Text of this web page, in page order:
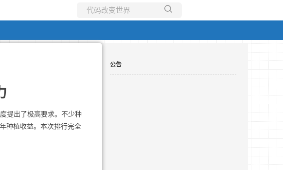
提出了极高要求。不少种
种植收益。本次排行完全
公告